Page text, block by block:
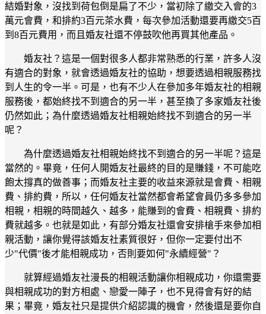
結婚對象，沒找到荷包倒是扁了不少，當初除了繳交入會的3
萬元會費，和排約3百元茶水費，每次參加活動還要再繳交5百
到8百元費用，而且婚友社還不停鼓吹他再買其他產品。
婚友社？這是一個對很多人都非常熟悉的行業，許多人沒
有適合的對象，就會透過婚友社的協助，想要透過相親服務找
到人生的令一半。可是，也有不少人在參加多年婚友社的相親
服務後，都始終找不到適合的另一半，甚至換了多家婚友社後
仍然如此；為什麼透過婚友社相親始終找不到適合的另一半
呢？
為什麼透過婚友社相親始終找不到適合的另一半呢？這是
當然的。畢竟，任何人開婚友社最終的目的是賺錢，不可能吃
飽太撐真的做善事；而婚友社主要的收益來源就是會費、相親
費、排約費，所以，任何婚友社當然都會希望會員仍多多參加
相親，相親的時間越久、越多，能賺到的會費、相親費、排約
費就越多。也就是如此，有部分婚友社還會安排槍手來參加相
親活動，讓你覺得該婚友社素質很好，但你一定要付出不
少"代價"後才能相親成功，否則要如何"永續經營"？
就算經過婚友社漫長的相親活動讓你相親成功，你還需要
與相親成功的對方相處、戀愛一陣子，也不見得會有好的結
果；畢竟，婚友社只是提供介紹認識的機會，然後還是要你自